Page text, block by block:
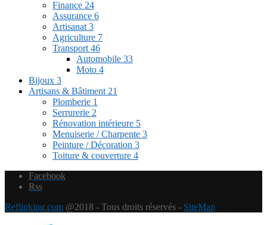
Finance 24
Assurance 6
Artisanat 3
Agriculture 7
Transport 46
Automobile 33
Moto 4
Bijoux 3
Artisans & Bâtiment 21
Plomberie 1
Serrurerie 2
Rénovation intérieure 5
Menuiserie / Charpente 3
Peinture / Décoration 3
Toiture & couverture 4
Facebook
Rss
Reflinking.com @2018 - Tous droits réservés - SiteMap